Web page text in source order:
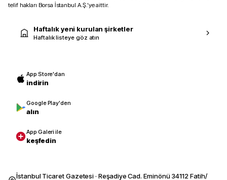
telif hakları Borsa İstanbul A.Ş.’ye aittir.
Haftalık yeni kurulan şirketler
Haftalık listeye göz atın
App Store'dan
indirin
Google Play'den
alın
App Galeri ile
keşfedin
İstanbul Ticaret Gazetesi · Reşadiye Cad. Eminönü 34112 Fatih/